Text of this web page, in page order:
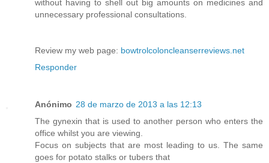
without having to shell out big amounts on medicines and
unnecessary professional consultations.
Review my web page: bowtrolcoloncleanserreviews.net
Responder
Anónimo 28 de marzo de 2013 a las 12:13
The gynexin that is used to another person who enters the
office whilst you are viewing.
Focus on subjects that are most leading to us. The same
goes for potato stalks or tubers that